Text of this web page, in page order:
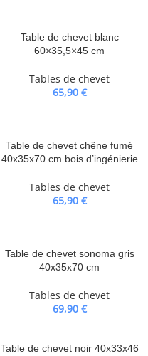
Table de chevet blanc
60×35,5×45 cm
Tables de chevet
65,90 €
Table de chevet chêne fumé
40x35x70 cm bois d’ingénierie
Tables de chevet
65,90 €
Table de chevet sonoma gris
40x35x70 cm
Tables de chevet
69,90 €
Table de chevet noir 40x33x46